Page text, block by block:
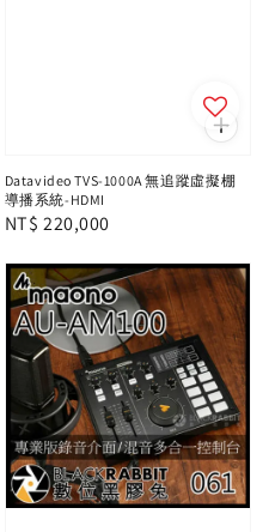
Datavideo TVS-1000A 無追蹤虛擬棚
導播系統-HDMI
Regular
NT$ 220,000